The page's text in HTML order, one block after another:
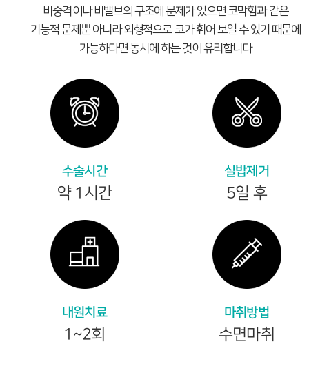
비중격이나 비밸브의 구조에 문제가 있으면 코막힘과 같은
기능적 문제뿐 아니라 외형적으로 코가 휘어 보일 수 있기 때문에
가능하다면 동시에 하는 것이 유리합니다
수술시간
약 1시간
실밥제거
5일 후
내원치료
1~2회
마취방법
수면마취